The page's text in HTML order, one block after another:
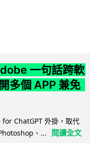
一句話跨軟
多個 APP 兼免
ChatGPT 外掛，取代
、...
閱讀全文